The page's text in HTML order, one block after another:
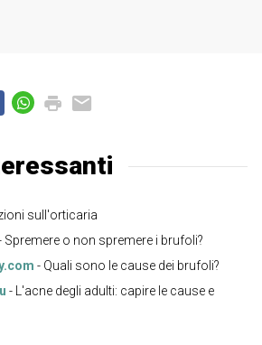
sull'orticaria
Spremere o non spremere i brufoli?
- Quali sono le cause dei brufoli?
- L'acne degli adulti: capire le cause e